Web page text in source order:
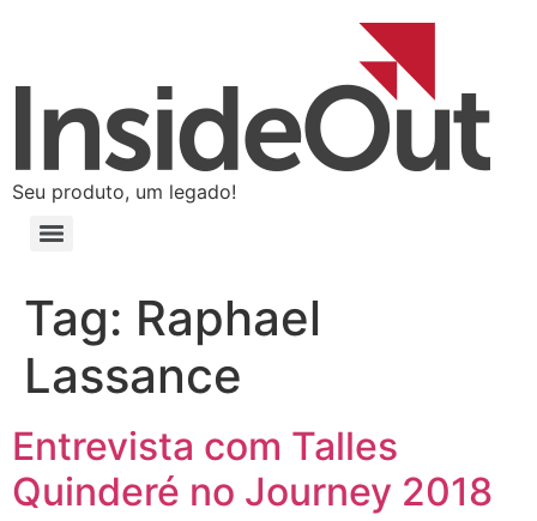
Seu produto, um legado!
Tag: Raphael
Lassance
Entrevista com Talles
Quinderé no Journey 2018